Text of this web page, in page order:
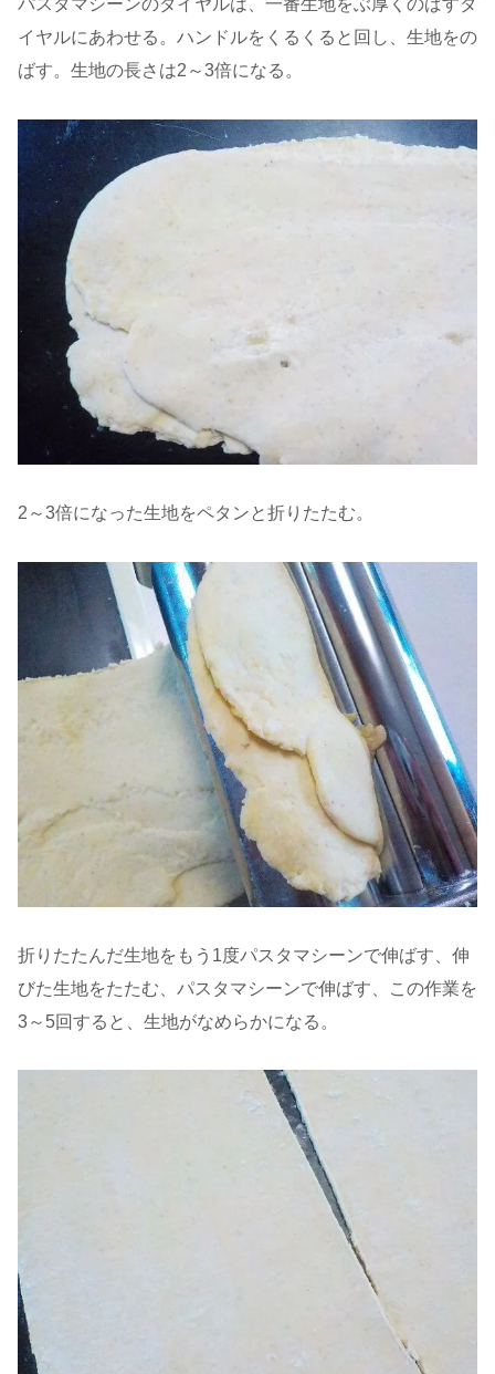
パスタマシーンのダイヤルは、一番生地をぶ厚くのばすダ
イヤルにあわせる。ハンドルをくるくると回し、生地をの
ばす。生地の長さは2～3倍になる。
2～3倍になった生地をペタンと折りたたむ。
折りたたんだ生地をもう1度パスタマシーンで伸ばす、伸
びた生地をたたむ、パスタマシーンで伸ばす、この作業を
3～5回すると、生地がなめらかになる。